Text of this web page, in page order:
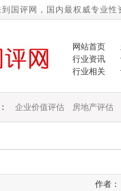
国评网，国内最权威专业性
网站首页
行业资讯
行业相关
企业价值评估 房地产评估
作者：